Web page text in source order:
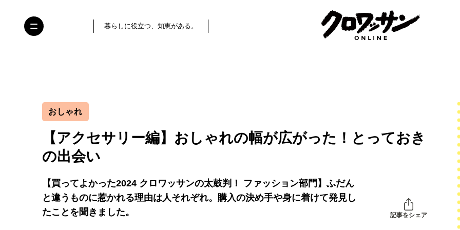
暮らしに役立つ、知恵がある。
おしゃれ
【アクセサリー編】おしゃれの幅が広がった！とっておき
の出会い
【買ってよかった2024 クロワッサンの太鼓判！ ファッション部門】ふだん
と違うものに惹かれる理由は人それぞれ。購入の決め手や身に着けて発見し
たことを聞きました。
記事をシェア